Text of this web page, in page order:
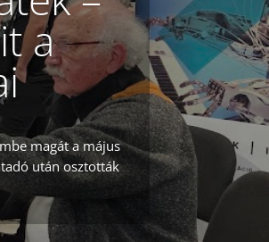
a
magát a május
után osztották